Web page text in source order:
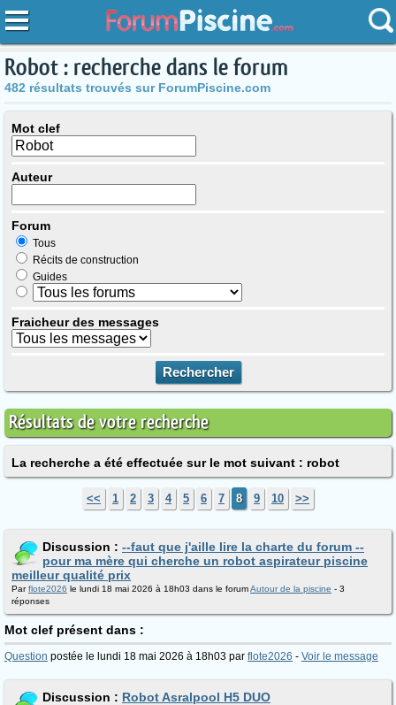
Robot : recherche dans le forum
482 résultats trouvés sur ForumPiscine.com
Mot clef
Auteur
Forum
Tous
Récits de construction
Guides
Fraicheur des messages
Résultats de votre recherche
La recherche a été effectuée sur le mot suivant : robot
<< 1 2 3 4 5 6 7 8 9 10 >>
Discussion : --faut que j'aille lire la charte du forum --
pour ma mère qui cherche un robot aspirateur piscine
meilleur qualité prix
Parflote2026 le lundi 18 mai 2026 à 18h03 dans le forumAutour de la piscine - 3
réponses
Mot clef présent dans :
Question postée le lundi 18 mai 2026 à 18h03 par flote2026 - Voir le message
Discussion : Robot Asralpool H5 DUO